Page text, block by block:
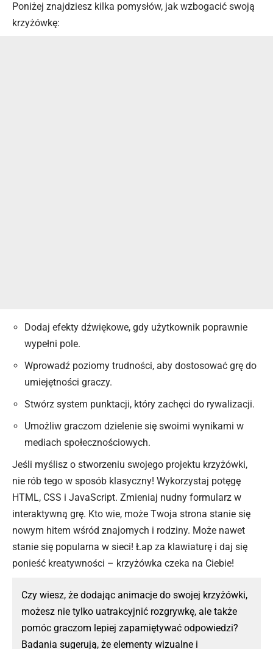
Poniżej znajdziesz kilka pomysłów, jak wzbogacić swoją
krzyżówkę:
Dodaj efekty dźwiękowe, gdy użytkownik poprawnie
wypełni pole.
Wprowadź poziomy trudności, aby dostosować grę do
umiejętności graczy.
Stwórz system punktacji, który zachęci do rywalizacji.
Umożliw graczom dzielenie się swoimi wynikami w
mediach społecznościowych.
Jeśli myślisz o stworzeniu swojego projektu krzyżówki,
nie rób tego w sposób klasyczny! Wykorzystaj potęgę
HTML, CSS i JavaScript. Zmieniaj nudny formularz w
interaktywną grę. Kto wie, może Twoja strona stanie się
nowym hitem wśród znajomych i rodziny. Może nawet
stanie się popularna w sieci! Łap za klawiaturę i daj się
ponieść kreatywności – krzyżówka czeka na Ciebie!
Czy wiesz, że dodając animacje do swojej krzyżówki,
możesz nie tylko uatrakcyjnić rozgrywkę, ale także
pomóc graczom lepiej zapamiętywać odpowiedzi?
Badania sugerują, że elementy wizualne i